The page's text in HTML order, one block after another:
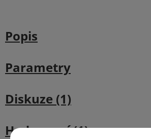
Popis
Parametry
Diskuze (1)
Hodnocení (1)
který vásvystřelíze cviček.